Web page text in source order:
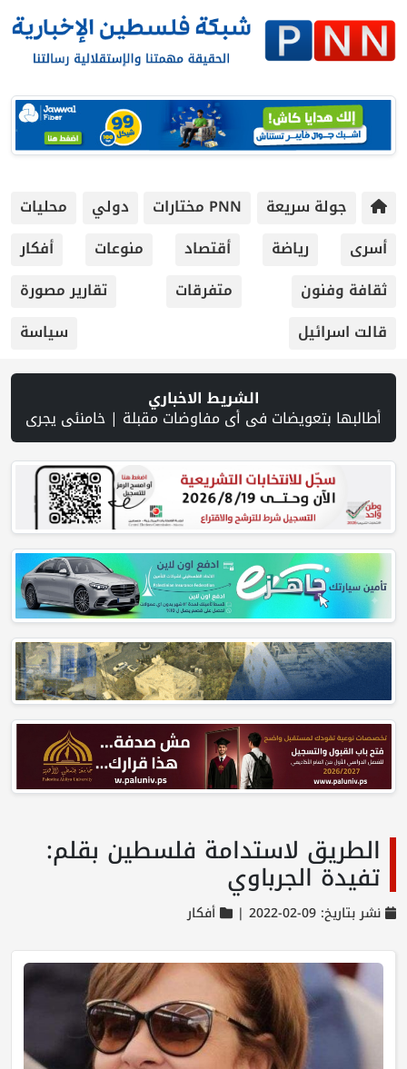
جولة سريعة PNN مختارات دولي
محليات
أسرى
رياضة أقتصاد منوعات
أفكار
ثقافة وفنون
متفرقات
تقارير مصورة
قالت اسرائيل
سياسة
الشريط الاخباري
يجرفون أراضي في قرية سالم شرق نابلس | مستعمرون يعتدون على مواطنين وممتلكاتهم في الأغوار الشمالية | كلية الحقوق
الطريق لاستدامة فلسطين بقلم:
تفيدة الجرباوي
نشر بتاريخ: 09-02-2022 | أفكار